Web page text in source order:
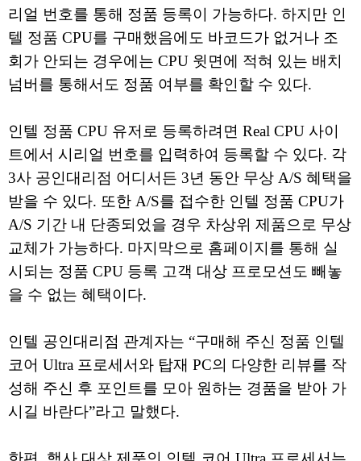
리얼 번호를 통해 정품 등록이 가능하다. 하지만 인
텔 정품 CPU를 구매했음에도 바코드가 없거나 조
회가 안되는 경우에는 CPU 윗면에 적혀 있는 배치
넘버를 통해서도 정품 여부를 확인할 수 있다.
인텔 정품 CPU 유저로 등록하려면 Real CPU 사이
트에서 시리얼 번호를 입력하여 등록할 수 있다. 각
3사 공인대리점 어디서든 3년 동안 무상 A/S 혜택을
받을 수 있다. 또한 A/S를 접수한 인텔 정품 CPU가
A/S 기간 내 단종되었을 경우 차상위 제품으로 무상
교체가 가능하다. 마지막으로 홈페이지를 통해 실
시되는 정품 CPU 등록 고객 대상 프로모션도 빼놓
을 수 없는 혜택이다.
인텔 공인대리점 관계자는 “구매해 주신 정품 인텔
코어 Ultra 프로세서와 탑재 PC의 다양한 리뷰를 작
성해 주신 후 포인트를 모아 원하는 경품을 받아 가
시길 바란다”라고 말했다.